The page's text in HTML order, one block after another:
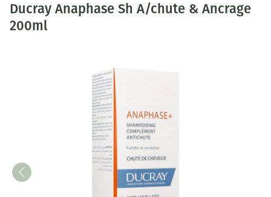
Ducray Anaphase Sh A/chute & Ancrage
200ml